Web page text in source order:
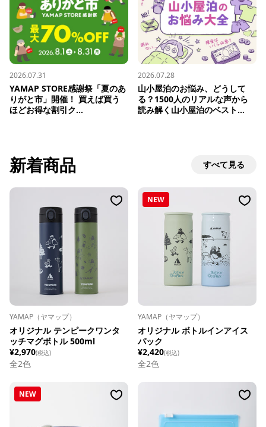
2026.07.31
YAMAP STORE感謝祭「夏のあ
りがと市」開催！ 買えば買う
ほどお得な割引ク...
2026.07.28
山小屋泊のお悩み、どうして
る？1500人のリアルな声から
読み解く山小屋泊のベスト...
新着商品 すべて見る
YAMAP（ヤマップ）
オリジナル テンピークワンタ
ッチマグボトル 500ml
¥2,970(税込)
全2色
NEW
YAMAP（ヤマップ）
オリジナル ボトルインアイス
パック
¥2,420(税込)
全2色
NEW